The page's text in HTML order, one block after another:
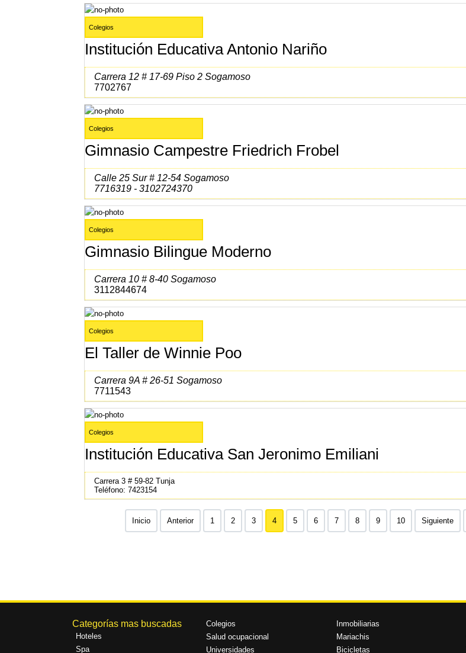
Colegios
Institución Educativa Antonio Nariño
Carrera 12 # 17-69 Piso 2 Sogamoso
7702767
Colegios
Gimnasio Campestre Friedrich Frobel
Calle 25 Sur # 12-54 Sogamoso
7716319 - 3102724370
Colegios
Gimnasio Bilingue Moderno
Carrera 10 # 8-40 Sogamoso
3112844674
Colegios
El Taller de Winnie Poo
Carrera 9A # 26-51 Sogamoso
7711543
Colegios
Institución Educativa San Jeronimo Emiliani
Carrera 3 # 59-82 Tunja
Teléfono: 7423154
Inicio Anterior 1 2 3 4 5 6 7 8 9 10 Siguiente
Categorías mas buscadas
Hoteles
Spa
Colegios
Salud ocupacional
Universidades
Inmobiliarias
Mariachis
Bicicletas